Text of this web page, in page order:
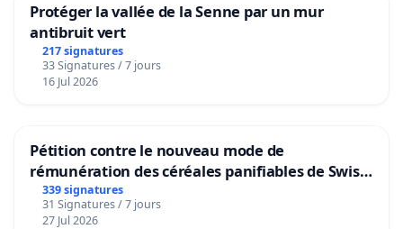
Protéger la vallée de la Senne par un mur
antibruit vert
217 signatures
33 Signatures / 7 jours
16 Jul 2026
Pétition contre le nouveau mode de
rémunération des céréales panifiables de Swiss
granum basé sur la teneur en protéines
339 signatures
31 Signatures / 7 jours
27 Jul 2026